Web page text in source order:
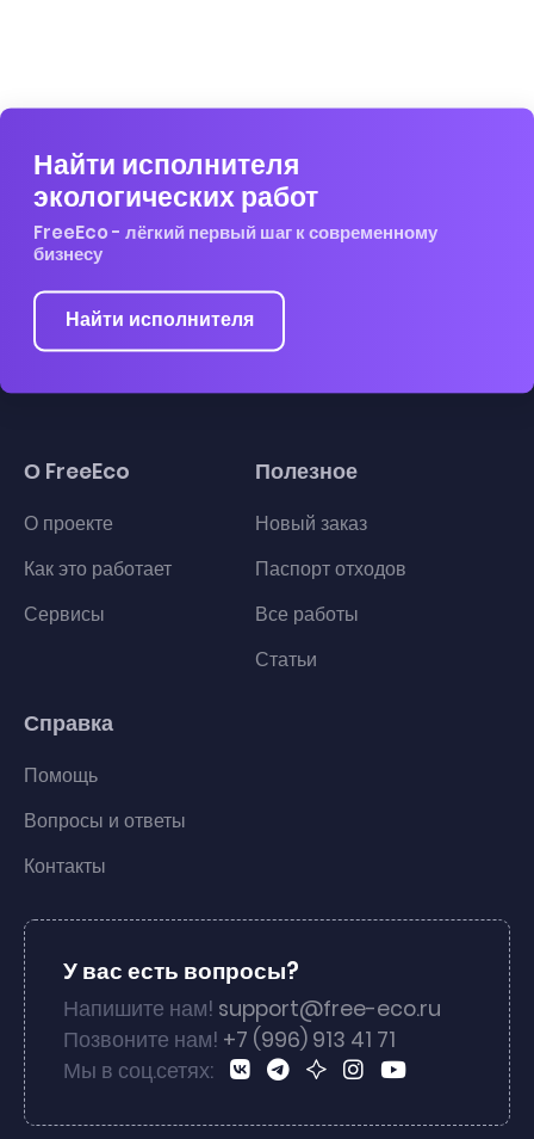
Найти исполнителя
экологических работ
FreeEco - лёгкий первый шаг к современному
бизнесу
Найти исполнителя
О FreeEco
О проекте
Как это работает
Сервисы
Полезное
Новый заказ
Паспорт отходов
Все работы
Статьи
Справка
Помощь
Вопросы и ответы
Контакты
У вас есть вопросы?
Напишите нам! support@free-eco.ru
Позвоните нам! +7 (996) 913 41 71
Мы в соц.сетях: